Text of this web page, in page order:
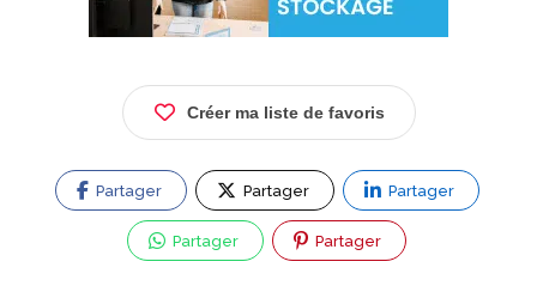
Créer ma liste de favoris
Partager Partager Partager
Partager Partager